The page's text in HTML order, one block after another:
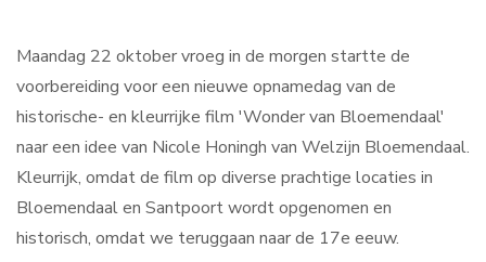
Maandag 22 oktober vroeg in de morgen startte de
voorbereiding voor een nieuwe opnamedag van de
historische- en kleurrijke film 'Wonder van Bloemendaal'
naar een idee van Nicole Honingh van Welzijn Bloemendaal.
Kleurrijk, omdat de film op diverse prachtige locaties in
Bloemendaal en Santpoort wordt opgenomen en
historisch, omdat we teruggaan naar de 17e eeuw.